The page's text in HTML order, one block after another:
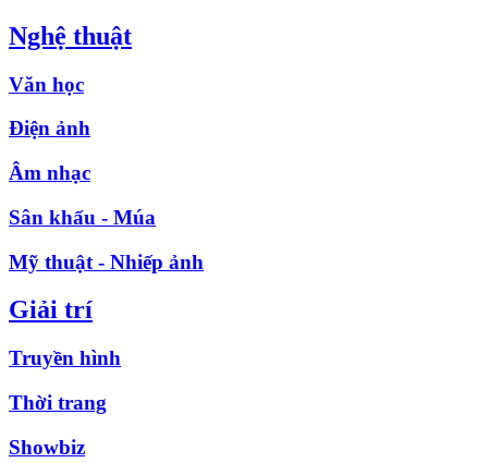
Nghệ thuật
Văn học
Điện ảnh
Âm nhạc
Sân khấu - Múa
Mỹ thuật - Nhiếp ảnh
Giải trí
Truyền hình
Thời trang
Showbiz